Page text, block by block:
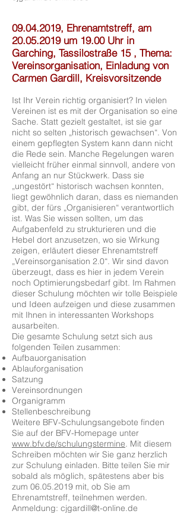
09.04.2019, Ehrenamtstreff, am
20.05.2019um 19.00 Uhr in
Garching, Tassilostraße 15 , Thema:
Vereinsorganisation, Einladung von
Carmen Gardill, Kreisvorsitzende
Ist Ihr Verein richtig organisiert? In vielen
Vereinen ist es mit der Organisation so eine
Sache. Statt gezielt gestaltet, ist sie gar
nicht so selten „historisch gewachsen“. Von
einem gepflegten System kann dann nicht
die Rede sein. Manche Regelungen waren
vielleicht früher einmal sinnvoll, andere von
Anfang an nur Stückwerk. Dass sie
„ungestört“ historisch wachsen konnten,
liegt gewöhnlich daran, dass es niemanden
gibt, der fürs „Organisieren“ verantwortlich
ist. Was Sie wissen sollten, um das
Aufgabenfeld zu strukturieren und die
Hebel dort anzusetzen, wo sie Wirkung
zeigen, erläutert dieser Ehrenamtstreff
„Vereinsorganisation 2.0“. Wir sind davon
überzeugt, dass es hier in jedem Verein
noch Optimierungsbedarf gibt. Im Rahmen
dieser Schulung möchten wir tolle Beispiele
und Ideen aufzeigen und diese zusammen
mit Ihnen in interessanten Workshops
ausarbeiten.
Die gesamte Schulung setzt sich aus
folgenden Teilen zusammen:
Aufbauorganisation
Ablauforganisation
Satzung
Vereinsordnungen
Organigramm
Stellenbeschreibung
Weitere BFV-Schulungsangebote finden
Sie auf der BFV-Homepage unter
www.bfv.de/schulungstermine. Mit diesem
Schreiben möchten wir Sie ganz herzlich
zur Schulung einladen. Bitte teilen Sie mir
sobald als möglich, spätestens aber bis
zum 06.05.2019 mit, ob Sie am
Ehrenamtstreff, teilnehmen werden.
Anmeldung: cjgardill@t-online.de